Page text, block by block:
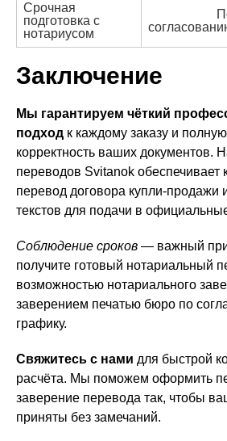
Срочная
подготовка с
нотариусом
Заключение
Мы гарантируем чёткий
подход к каждому заказу и
корректность ваших документов.
переводов Svitanok обеспечивает
перевод договора купли-продажи
текстов для подачи в
Соблюдение сроков — важный
получите готовый нотариальный
возможностью нотариального
заверением печатью бюро по
графику.
Свяжитесь с нами для быстрой
расчёта. Мы поможем оформить
заверение перевода так, чтобы
приняты без замечаний.